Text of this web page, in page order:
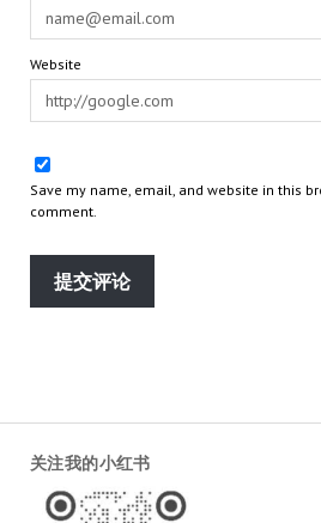
Website
Save my name, email, and website in this
comment.
关注我的小红书